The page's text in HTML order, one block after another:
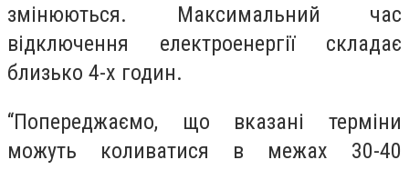
змінюються. Максимальний час
відключення електроенергії складає
близько 4-х годин.
“Попереджаємо, що вказані терміни
можуть коливатися в межах 30-40